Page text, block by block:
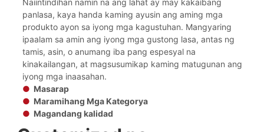
panlasa, kaya handa kaming ayusin ang aming mga
produkto ayon sa iyong mga kagustuhan. Mangyaring
ipaalam sa amin ang iyong mga gustong lasa, antas ng
tamis, asin, o anumang iba pang espesyal na
kinakailangan, at magsusumikap kaming matugunan ang
iyong mga inaasahan.
● Masarap
● Maramihang Mga Kategorya
● Magandang kalidad